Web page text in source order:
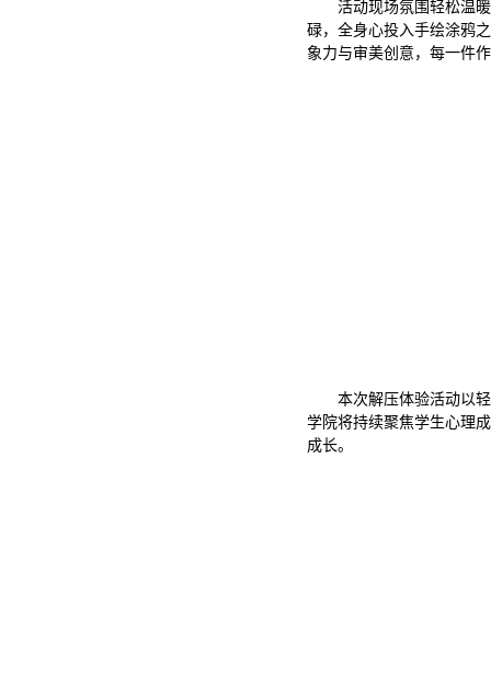
活动现场氛围轻松温
碌，全身心投入手绘涂鸦
象力与审美创意，每一件
本次解压体验活动以
学院将持续聚焦学生心理
成长。